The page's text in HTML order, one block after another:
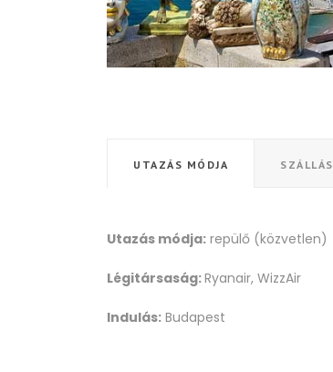
UTAZÁS MÓDJA SZÁLLÁS
Utazás módja: repülő (közvetlen)
Légitársaság:Ryanair, WizzAir
Indulás: Budapest